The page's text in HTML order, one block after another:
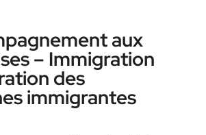
aux
– Immigration
des
immigrantes